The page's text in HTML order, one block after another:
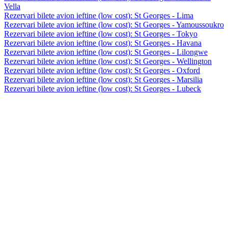
Vella
Rezervari bilete avion ieftine (low cost): St Georges - Lima
Rezervari bilete avion ieftine (low cost): St Georges - Yamoussoukro
Rezervari bilete avion ieftine (low cost): St Georges - Tokyo
Rezervari bilete avion ieftine (low cost): St Georges - Havana
Rezervari bilete avion ieftine (low cost): St Georges - Lilongwe
Rezervari bilete avion ieftine (low cost): St Georges - Wellington
Rezervari bilete avion ieftine (low cost): St Georges - Oxford
Rezervari bilete avion ieftine (low cost): St Georges - Marsilia
Rezervari bilete avion ieftine (low cost): St Georges - Lubeck